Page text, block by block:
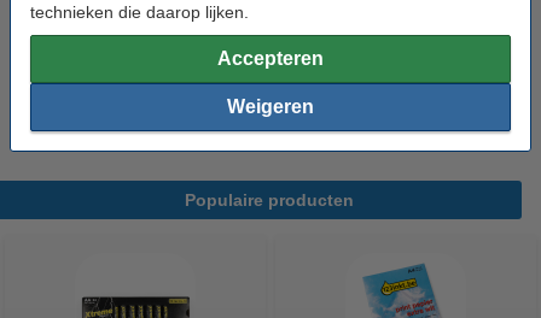
technieken die daarop lijken.
Accepteren
Weigeren
123led dimmerknop incl. centraalplaat en raamwerk zwart
€ 5,95
Dimmerknop incl. centraalplaat en raamwerk | wit | 123led
huismerk
Populaire producten